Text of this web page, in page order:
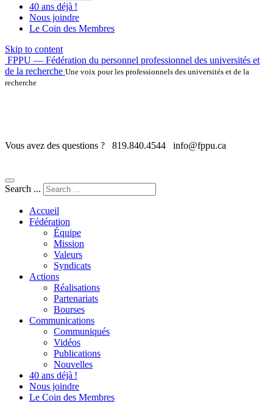
40 ans déjà !
Nous joindre
Le Coin des Membres
Skip to content
FPPU — Fédération du personnel professionnel des universités et
de la recherche Une voix pour les professionnels des universités et de la
recherche
Vous avez des questions ? 819.840.4544 info@fppu.ca
Search ...
Accueil
Fédération
Équipe
Mission
Valeurs
Syndicats
Actions
Réalisations
Partenariats
Bourses
Communications
Communiqués
Vidéos
Publications
Nouvelles
40 ans déjà !
Nous joindre
Le Coin des Membres